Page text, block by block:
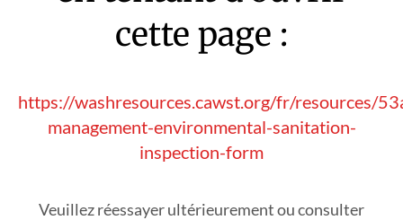
cette page :
https://washresources.cawst.org/fr/resources/
management-environmental-sanitation-
inspection-form
Veuillez réessayer ultérieurement ou consulter